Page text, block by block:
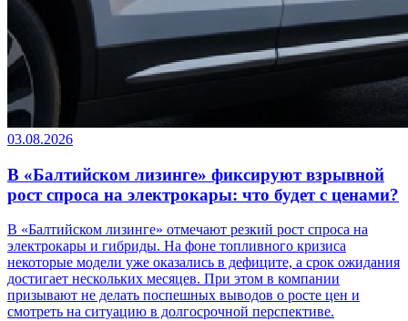
03.08.2026
В «Балтийском лизинге» фиксируют взрывной
рост спроса на электрокары: что будет с ценами?
В «Балтийском лизинге» отмечают резкий рост спроса на
электрокары и гибриды. На фоне топливного кризиса
некоторые модели уже оказались в дефиците, а срок ожидания
достигает нескольких месяцев. При этом в компании
призывают не делать поспешных выводов о росте цен и
смотреть на ситуацию в долгосрочной перспективе.